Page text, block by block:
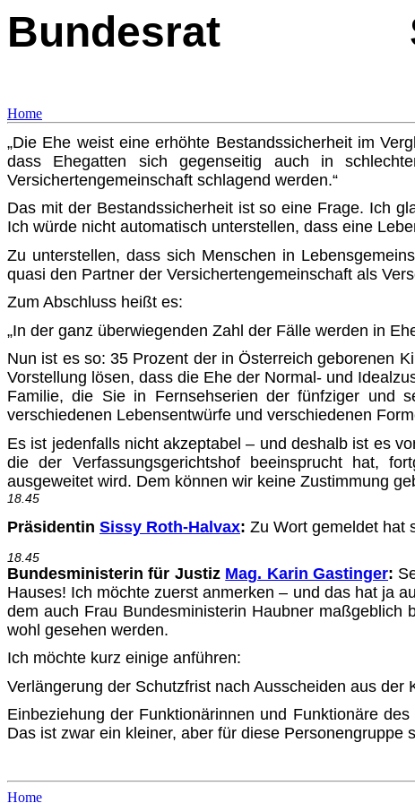
Bundesrat
Home
„Die Ehe weist eine erhöhte Bestandssicherheit im
dass Ehegatten sich gegenseitig auch in
Versichertengemeinschaft schlagend werden.“
Das mit der Bestandssicherheit ist so eine Frage. Ich
Ich würde nicht automatisch unterstellen, dass eine
Zu unterstellen, dass sich Menschen in
quasi den Partner der Versichertengemeinschaft als
Zum Abschluss heißt es:
„In der ganz überwiegenden Zahl der Fälle werden in
Nun ist es so: 35 Prozent der in Österreich geborenen
Vor­stellung lösen, dass die Ehe der Normal- und
Familie, die Sie in Fernsehserien der fünfziger und
verschiedenen Lebensent­würfe und verschiedenen
Es ist jedenfalls nicht akzeptabel – und deshalb ist es
die der Verfassungsgerichtshof beeinsprucht hat,
ausgeweitet wird. Dem können wir keine Zustimmung
18.45
Präsidentin Sissy Roth-Halvax: Zu Wort gemeldet hat
18.45
Bundesministerin für Justiz Mag. Karin Gastinger:
Hau­ses! Ich möchte zuerst anmerken – und das hat ja
dem auch Frau Bundesministerin Haubner maßgeblich
wohl gesehen werden.
Ich möchte kurz einige anführen:
Verlängerung der Schutzfrist nach Ausscheiden aus
Einbeziehung der Funktionärinnen und Funktionäre
Das ist zwar ein kleiner, aber für diese Personengruppe
Home